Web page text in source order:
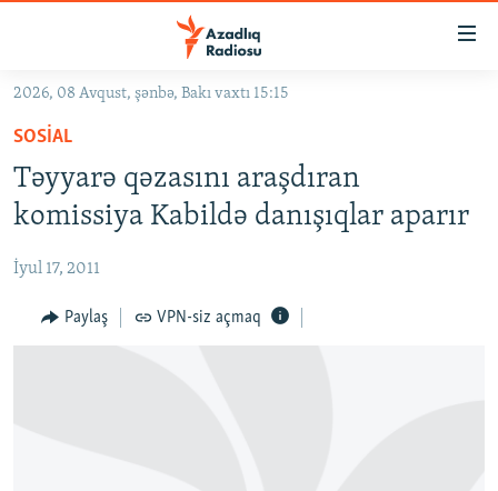
Əsas
qayıt
Əsas
naviqasiyaya
qayıt
Axtarışa
keç
GÜNDƏM
KORRUPSIOMETR
FƏRQƏ BAX
QANUNI DOĞRU
2026, 08 Avqust, şənbə, Bakı vaxtı 15:15
SOSIAL
Təyyarə qəzasını araşdıran
komissiya Kabildə danışıqlar aparır
İyul 17, 2011
Paylaş VPN-siz açmaq